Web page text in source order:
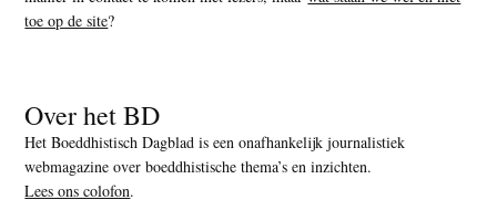
toe op de site?
Over het BD
Het Boeddhistisch Dagblad is een onafhankelijk journalistiek
webmagazine over boeddhistische thema’s en inzichten.
Lees ons colofon.